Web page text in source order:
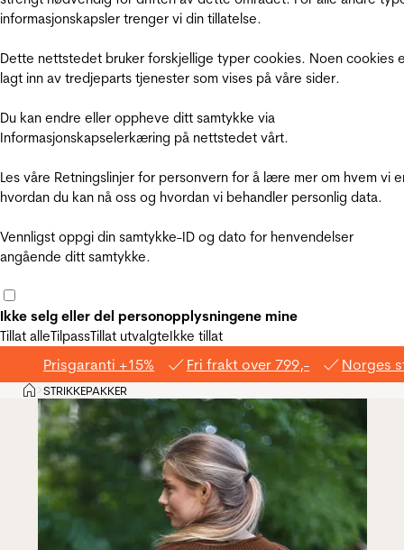
informasjonskapsler trenger vi din tillatelse.
Dette nettstedet bruker forskjellige typer cookies. Noen cookies
lagt inn av tredjeparts tjenester som vises på våre sider.
Du kan endre eller oppheve ditt samtykke via
Informasjonskapselerkæring på nettstedet vårt.
Les våre Retningslinjer for personvern for å lære mer om hvem vi
hvordan du kan nå oss og hvordan vi behandler personlig data.
Vennligst oppgi din samtykke-ID og dato for henvendelser
angående ditt samtykke.
Ikke selg eller del personopplysningene mine
Tillat alleTilpassTillat utvalgteIkke tillat
Prisgaranti +15% Fri frakt over 799,- Norges
Hjem
>STRIKKEPAKKER